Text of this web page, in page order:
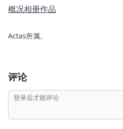
概况相册作品
Actas所属。
评论